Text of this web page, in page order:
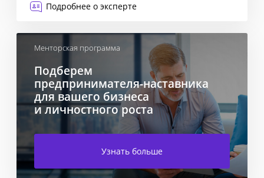
Подробнее о эксперте
Менторская программа
Подберем
предпринимателя-наставника
для вашего бизнеса
и личностного роста
Узнать больше